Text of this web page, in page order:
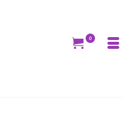
0